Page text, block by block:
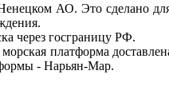
АО. Это сделано
через госграницу РФ.
платформа
- Нарьян-Мар.